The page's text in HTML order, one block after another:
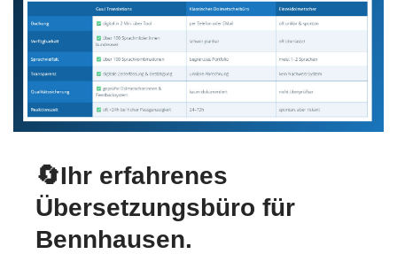
🔄Ihr erfahrenes
Übersetzungsbüro für
Bennhausen.